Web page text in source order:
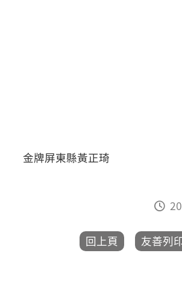
金牌屏東縣黃正琦